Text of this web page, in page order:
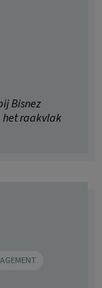
Bisnez
het raakvlak